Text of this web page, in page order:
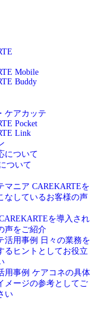
Mobile
Buddy
ケアカッテ
Pocket
Link
について
ついて
マニア CAREKARTEを
なしているお客様の声
を導入され
声をご紹介
活用事例
日々の業務を
るヒントとしてお役立
用事例 ケアコネの具体
メージの参考としてご
い2021」開催